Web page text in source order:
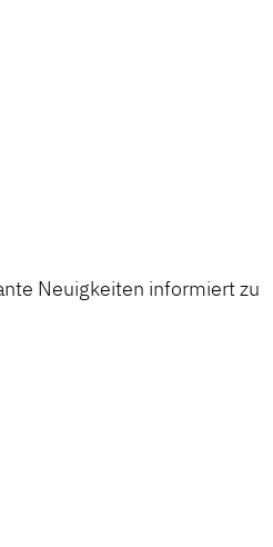
Neuigkeiten informiert zu